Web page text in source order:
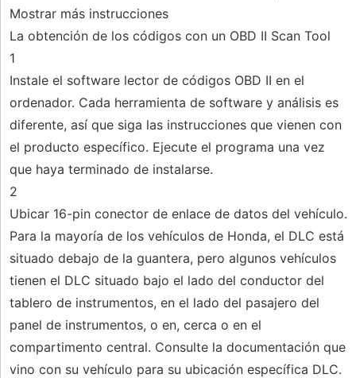
Mostrar más instrucciones
La obtención de los códigos con un OBD II Scan Tool
1
Instale el software lector de códigos OBD II en el
ordenador. Cada herramienta de software y análisis es
diferente, así que siga las instrucciones que vienen con
el producto específico. Ejecute el programa una vez
que haya terminado de instalarse.
2
Ubicar 16-pin conector de enlace de datos del vehículo.
Para la mayoría de los vehículos de Honda, el DLC está
situado debajo de la guantera, pero algunos vehículos
tienen el DLC situado bajo el lado del conductor del
tablero de instrumentos, en el lado del pasajero del
panel de instrumentos, o en, cerca o en el
compartimento central. Consulte la documentación que
vino con su vehículo para su ubicación específica DLC.